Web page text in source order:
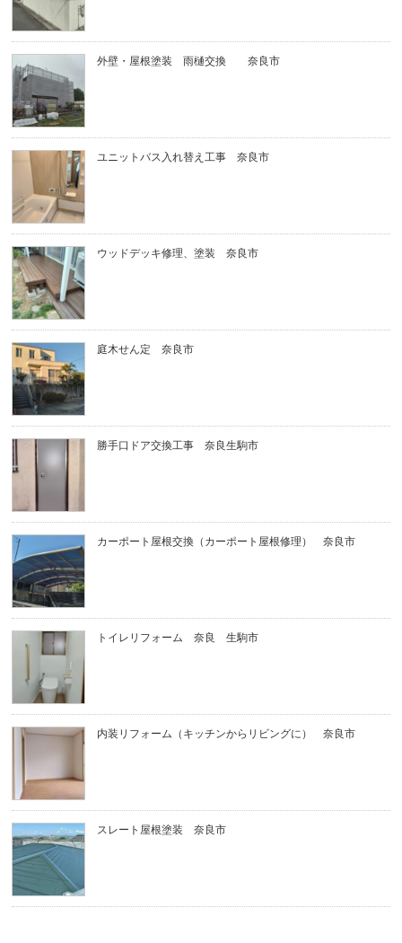
外壁・屋根塗装 雨樋交換 奈良市
ユニットバス入れ替え工事 奈良市
ウッドデッキ修理、塗装 奈良市
庭木せん定 奈良市
勝手口ドア交換工事 奈良生駒市
カーポート屋根交換（カーポート屋根修理） 奈良市
トイレリフォーム 奈良 生駒市
内装リフォーム（キッチンからリビングに） 奈良市
スレート屋根塗装 奈良市